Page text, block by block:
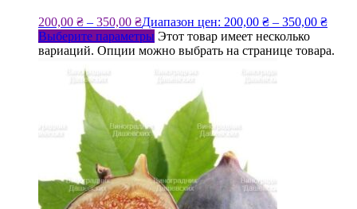
200,00 ₴ – 350,00 ₴Диапазон цен: 200,00 ₴ – 350,00 ₴
Выберите параметры Этот товар имеет несколько
вариаций. Опции можно выбрать на странице товара.